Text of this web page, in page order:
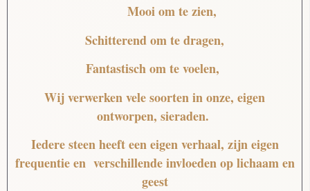
Mooiom te zien,
Schitterendom te dragen,
Fantastischom te voelen,
Wij verwerken vele soorten in onze, eigen
ontworpen, sieraden.
Iedere steen heeft een eigen verhaal, zijn eigen
frequentie en verschillende invloeden op lichaam en
geest